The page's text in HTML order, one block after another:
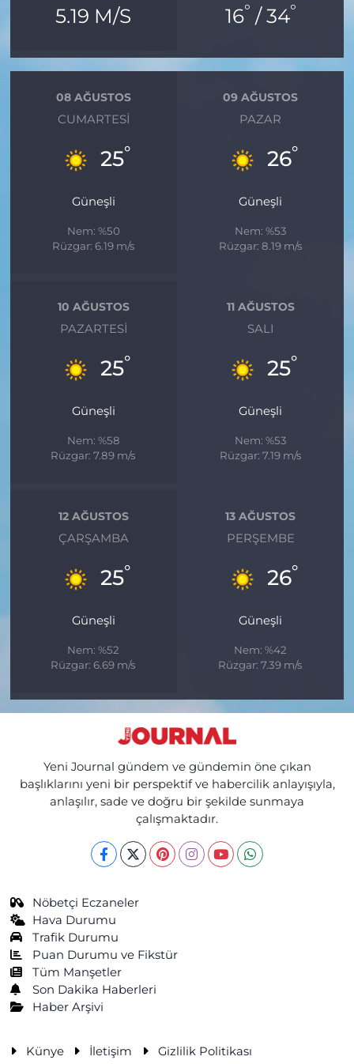
5.19 M/S 16° / 34°
08 AĞUSTOS
CUMARTESI
25°
Güneşli
Nem: %50
Rüzgar: 6.19 m/s
09 AĞUSTOS
PAZAR
26°
Güneşli
Nem: %53
Rüzgar: 8.19 m/s
10 AĞUSTOS
PAZARTESI
25°
Güneşli
Nem: %58
Rüzgar: 7.89 m/s
11 AĞUSTOS
SALI
25°
Güneşli
Nem: %53
Rüzgar: 7.19 m/s
12 AĞUSTOS
ÇARŞAMBA
25°
Güneşli
Nem: %52
Rüzgar: 6.69 m/s
13 AĞUSTOS
PERŞEMBE
26°
Güneşli
Nem: %42
Rüzgar: 7.39 m/s
Yeni Journal gündem ve gündemin öne çıkan
başlıklarını yeni bir perspektif ve habercilik anlayışıyla,
anlaşılır, sade ve doğru bir şekilde sunmaya
çalışmaktadır.
Nöbetçi Eczaneler
Hava Durumu
Trafik Durumu
Puan Durumu ve Fikstür
Tüm Manşetler
Son Dakika Haberleri
Haber Arşivi
Künye İletişim Gizlilik Politikası